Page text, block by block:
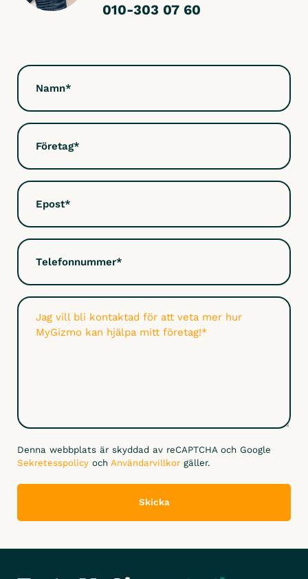
010-303 07 60
Namn
(Obligatoriskt)
Företag
(Obligatoriskt)
Epost
(Obligatoriskt)
Telefonnummer
(Obligatoriskt)
Meddelande
(Obligatoriskt)
Denna webbplats är skyddad av reCAPTCHA och Google
Sekretesspolicy och Användarvillkor gäller.